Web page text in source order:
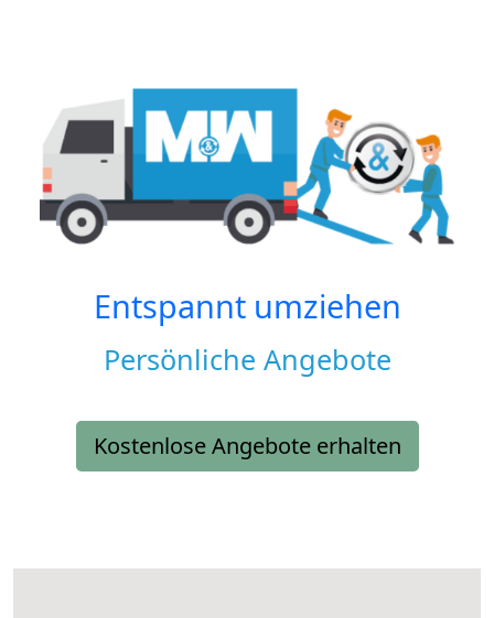
Entspannt umziehen
Persönliche Angebote
Kostenlose Angebote erhalten